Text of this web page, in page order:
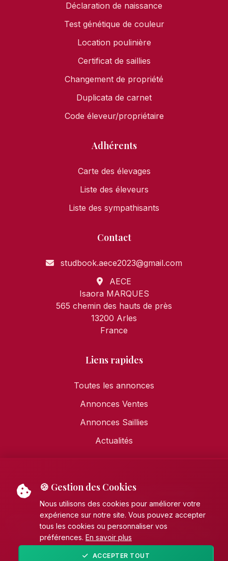
Déclaration de naissance
Test génétique de couleur
Location poulinière
Certificat de saillies
Changement de propriété
Duplicata de carnet
Code éleveur/propriétaire
Adhérents
Carte des élevages
Liste des éleveurs
Liste des sympathisants
Contact
studbook.aece2023@gmail.com
AECE
Isaora MARQUES
565 chemin des hauts de près
13200 Arles
France
Liens rapides
Toutes les annonces
Annonces Ventes
Annonces Saillies
Actualités
Mentions légales • Politique de confidentialité
Politique de cookies
© 2026 AECE - Association Française des Éleveurs de
Chevaux de pure race Espagnole (PRE). Tous droits
réservés.
🍪 Gestion des Cookies
Nous utilisons des cookies pour améliorer votre
expérience sur notre site. Vous pouvez accepter
tous les cookies ou personnaliser vos
préférences. En savoir plus
ACCEPTER TOUT